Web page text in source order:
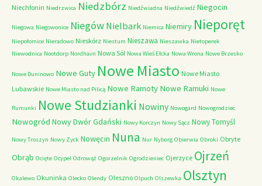
Niechłonin Niedrzwica Niedzbórz Niedźwiadna Niedźwiedź Niegocin
Niegowa Niegowonice Niegów Nielbark Niemica Niemiry Nieporęt
Niepołomice Nieradowo Nieskórz Niestum Nieszawa Nieszawka Nietoperek
Niewodnica Nootdorp Nordhavn Nowa Sól Nowa Wieś Ełcka Nowa Wrona Nowe Brzesko
Nowe Duninowo Nowe Guty Nowe Miasto Nowe Miasto
Lubawskie Nowe Miasto nad Pilicą Nowe Ramoty Nowe Ramuki Nowe
Rumunki Nowe Studzianki Nowiny Nowogard Nowogrodziec
Nowogród Nowy Dwór Gdański Nowy Korczyn Nowy Sącz Nowy Tomyśl
Nowy Troszyn Nowy Zyck Nowęcin Nuna Nur Nyborg Obierwia Obroki Obryte
Obrąb Ocięte Ocypel Odrowąż Ogorzelnik Ogrodzieniec Ojerzyce Ojrzeń
Okalewo Okuninka Olecko Olendy Oleszno Olpuch Olszewka Olsztyn